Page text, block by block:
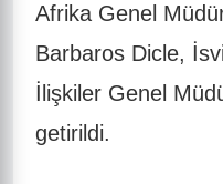
Afrika Genel
Barbaros Dicle,
İlişkiler Genel
getirildi.